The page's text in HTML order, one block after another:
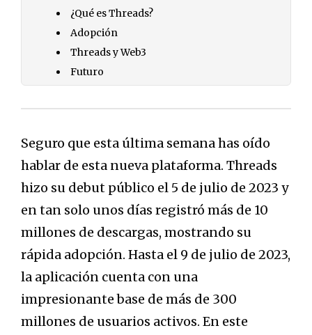
¿Qué es Threads?
Adopción
Threads y Web3
Futuro
Seguro que esta última semana has oído
hablar de esta nueva plataforma. Threads
hizo su debut público el 5 de julio de 2023 y
en tan solo unos días registró más de 10
millones de descargas, mostrando su
rápida adopción. Hasta el 9 de julio de 2023,
la aplicación cuenta con una
impresionante base de más de 300
millones de usuarios activos. En este